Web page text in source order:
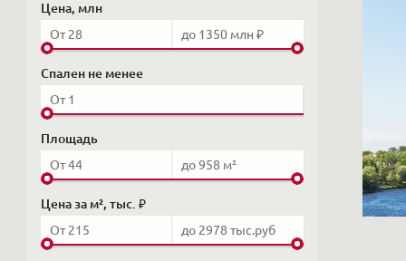
Цена, млн
Спален не менее
Площадь
Цена за м², тыс. ₽